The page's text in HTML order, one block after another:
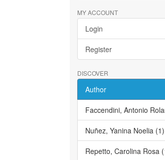
MY ACCOUNT
Login
Register
DISCOVER
Author
Faccendini, Antonio
Nuñez, Yanina Noelia (1)
Repetto, Carolina Rosa